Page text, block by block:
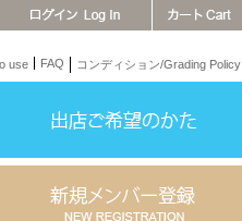
use FAQ コンディション/Grading Policy